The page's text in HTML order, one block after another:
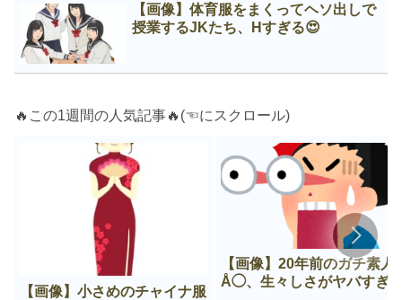
【画像】体育服をまくってヘソ出しで
授業するJKたち、Нすぎる😍
🔥この1週間の人気記事🔥(☜にスクロール)
【画像】小さめのチャイナ服
【画像】20年前のガチ素人
Å◯、生々しさがヤバすぎ